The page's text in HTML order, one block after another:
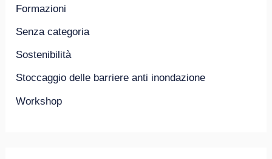
Formazioni
Senza categoria
Sostenibilità
Stoccaggio delle barriere anti inondazione
Workshop